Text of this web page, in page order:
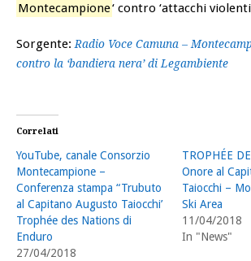
Montecampione‘ contro ‘attacchi
Sorgente:Radio Voce Camuna –
contro la ‘bandiera nera’ di Legambiente
Correlati
YouTube, canale Consorzio
Montecampione –
Conferenza stampa “Trubuto
al Capitano Augusto Taiocchi’
Trophée des Nations di
Enduro
27/04/2018
TROPHÉE
Onore al
Taiocchi –
Ski Area
11/04/2018
In "News"